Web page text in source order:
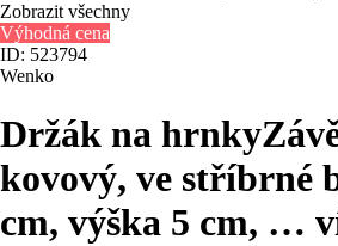
Zobrazit všechny
Výhodná cena
ID: 523794
Wenko
Držák na hrnky
kovový, ve stříbrné
cm, výška 5 cm, …